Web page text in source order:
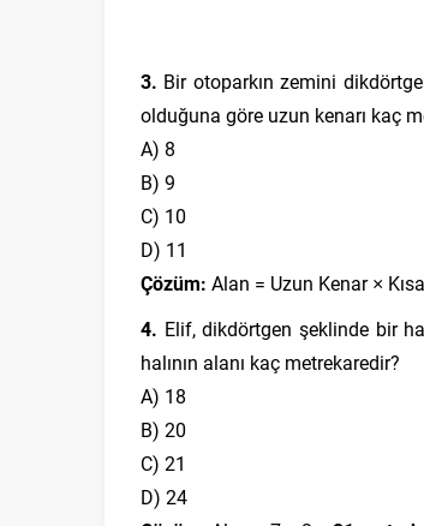
3. Bir otoparkın zemini
olduğuna göre uzun kenarı kaç
A) 8
B) 9
C) 10
D) 11
Çözüm: Alan = Uzun Kenar ×
4. Elif, dikdörtgen şeklinde bir
halının alanı kaç metrekaredir?
A) 18
B) 20
C) 21
D) 24